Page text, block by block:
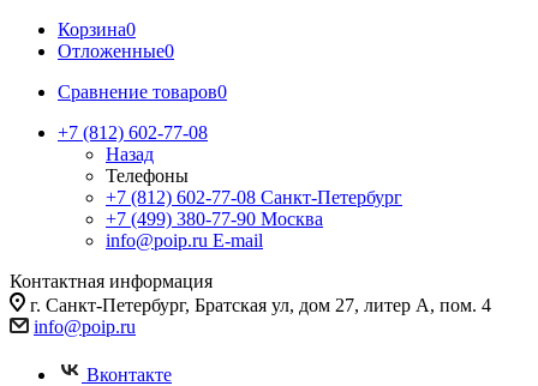
Корзина0
Отложенные0
Сравнение товаров0
+7 (812) 602-77-08
Назад
Телефоны
+7 (812) 602-77-08 Санкт-Петербург
+7 (499) 380-77-90 Москва
info@poip.ru E-mail
Контактная информация
г. Санкт-Петербург, Братская ул, дом 27, литер А, пом. 4
info@poip.ru
Вконтакте